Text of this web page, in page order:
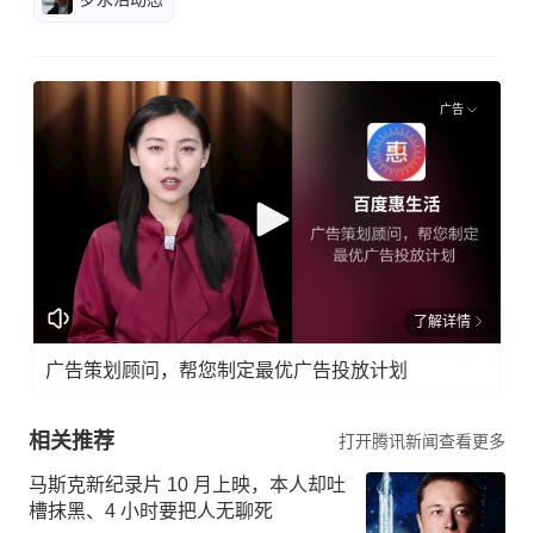
广告
了解详情
广告策划顾问，帮您制定最优广告投放计划
相关推荐 打开腾讯新闻查看更多
马斯克新纪录片 10 月上映，本人却吐
槽抹黑、4 小时要把人无聊死